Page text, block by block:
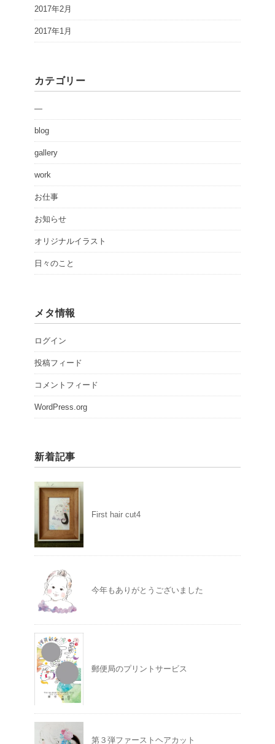
2017年2月
2017年1月
カテゴリー
—
blog
gallery
work
お仕事
お知らせ
オリジナルイラスト
日々のこと
メタ情報
ログイン
投稿フィード
コメントフィード
WordPress.org
新着記事
First hair cut4
今年もありがとうございました
郵便局のプリントサービス
第３弾ファーストヘアカット